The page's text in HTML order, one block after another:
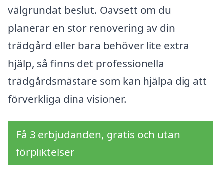
välgrundat beslut. Oavsett om du
planerar en stor renovering av din
trädgård eller bara behöver lite extra
hjälp, så finns det professionella
trädgårdsmästare som kan hjälpa dig att
förverkliga dina visioner.
Få 3 erbjudanden, gratis och utan
förpliktelser